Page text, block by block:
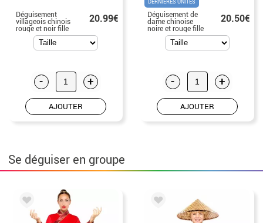
Déguisement
villageois chinois
rouge et noir fille
20.99€
- +
AJOUTER
Déguisement de
dame chinoise
noire et rouge fille
20.50€
- +
AJOUTER
Se déguiser en groupe